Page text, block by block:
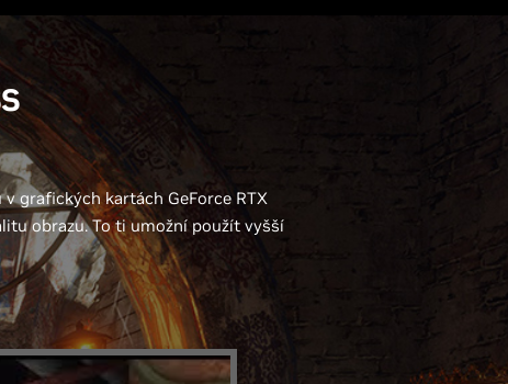
grafických kartách GeForce RTX
obrazu. To ti umožní použít vyšší